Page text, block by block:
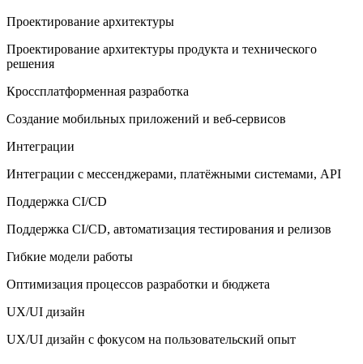
Проектирование архитектуры
Проектирование архитектуры продукта и технического
решения
Кроссплатформенная разработка
Создание мобильных приложений и веб-сервисов
Интеграции
Интеграции с мессенджерами, платёжными системами, API
Поддержка CI/CD
Поддержка CI/CD, автоматизация тестирования и релизов
Гибкие модели работы
Оптимизация процессов разработки и бюджета
UX/UI дизайн
UX/UI дизайн с фокусом на пользовательский опыт